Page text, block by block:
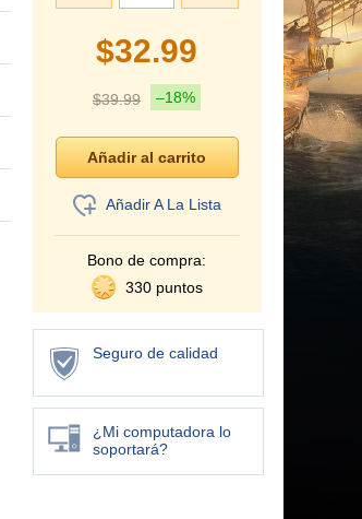
$32.99
$39.99 –18%
Añadir A La Lista
Bono de compra:
330 puntos
Seguro de calidad
¿Mi computadora lo
soportará?